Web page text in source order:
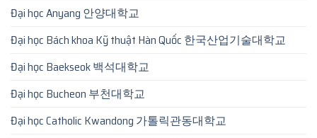
Đại học Anyang 안양대학교
Đại học Bách khoa Kỹ thuật Hàn Quốc 한국산업기술대학교
Đại học Baekseok 백석대학교
Đại học Bucheon 부천대학교
Đại học Catholic Kwandong 가톨릭관동대학교